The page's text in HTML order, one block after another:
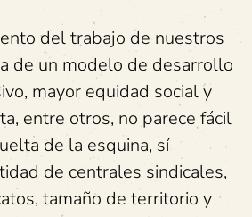
del trabajo de nuestros
de un modelo de desarrollo
mayor equidad social y
entre otros, no parece fácil
de la esquina, sí
de centrales sindicales,
tamaño de territorio y